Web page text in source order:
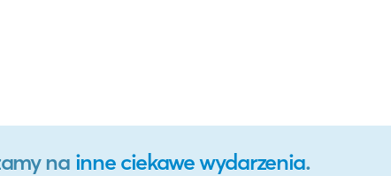
na inne ciekawe wydarzenia.